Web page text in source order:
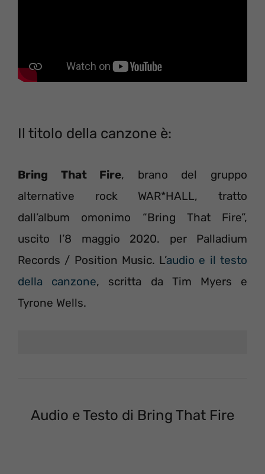
Il titolo della canzone è:
Bring That Fire, brano del gruppo
alternative rock WAR*HALL, tratto
dall’album omonimo “Bring That Fire”,
uscito l’8 maggio 2020. per Palladium
Records / Position Music. L’audio e il testo
della canzone, scritta da Tim Myers e
Tyrone Wells.
Audio e Testo di Bring That Fire